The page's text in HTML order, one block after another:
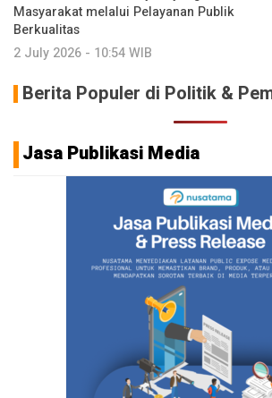
Masyarakat melalui Pelayanan Publik
Berkualitas
2 July 2026 - 10:54 WIB
Berita Populer di Politik &
Jasa Publikasi Media